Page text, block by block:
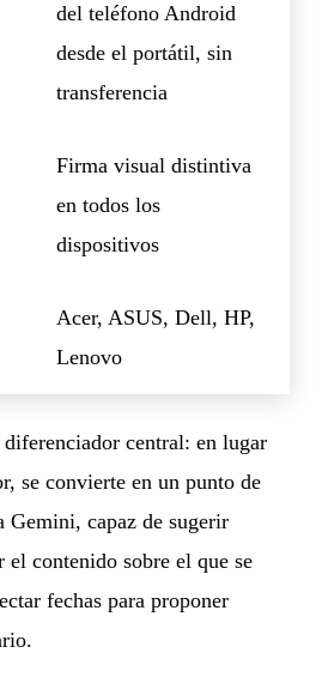
del teléfono Android
desde el portátil, sin
transferencia
Firma visual distintiva
en todos los
dispositivos
Acer, ASUS, Dell, HP,
Lenovo
central: en lugar
se convierte en un punto de
Gemini, capaz de sugerir
contenido sobre el que se
fechas para proponer